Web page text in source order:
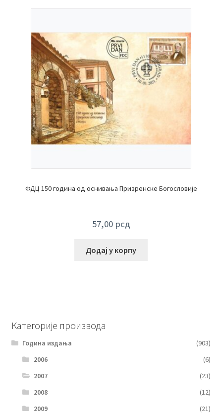
ФДЦ 150 година од оснивања Призренске Богословије
57,00 рсд
Додај у корпу
Категорије производа
Година издања
(903)
2006
(6)
2007
(23)
2008
(12)
2009
(21)